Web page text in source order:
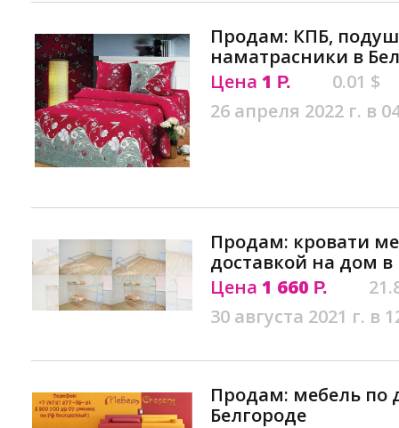
Продам: КПБ,
наматрасники в
Цена 1 Р.
0.01 $
26 апреля 2022 г. в
Продам: кровати
доставкой на дом в
Цена 1 660 Р.
30 августа 2021 г. в
Продам: мебель по
Белгороде